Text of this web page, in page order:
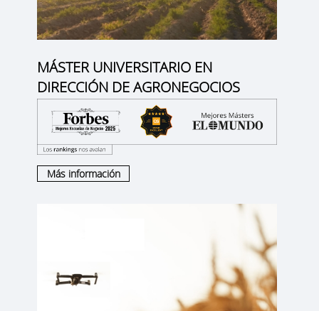
MÁSTER UNIVERSITARIO EN
DIRECCIÓN DE AGRONEGOCIOS
Más información